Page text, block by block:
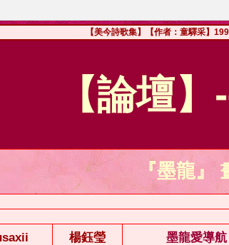
【美今詩歌集】【作者：童驛采】
【論壇
『墨龍』
楊鈺瑩 墨龍愛導航